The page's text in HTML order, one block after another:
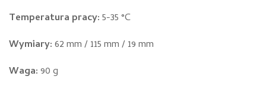
Temperatura pracy:5-35 °C
Wymiary:62 mm / 115 mm / 19 mm
Waga:90 g